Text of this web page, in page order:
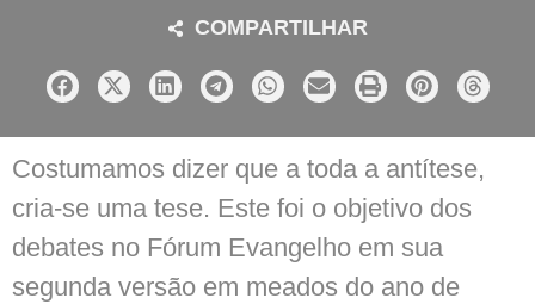
COMPARTILHAR
Costumamos dizer que a toda a antítese,
cria-se uma tese. Este foi o objetivo dos
debates no Fórum Evangelho em sua
segunda versão em meados do ano de